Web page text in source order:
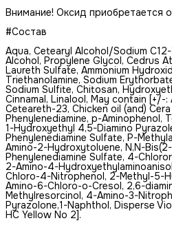
Внимание! Оксид приобретается
#Состав
Aqua, Cetearyl Alcohol/Sodium
Alcohol, Propylene Glycol, Cedrus
Laureth Sulfate, Ammonium
Triethanolamine, Sodium
Sodium Sulfite, Chitosan,
Cinnamal, Linalool, May contain [+/-:
Ceteareth-23, Сhicken oil (and)
Phenylenediamine, p-Аminophenol,
1-Hydroxyethyl 4,5-Diamino
Phenylenediamine Sulfate, P-
Amino-2-Hydroxytoluene, N,N-
Phenylenediamine Sulfate, 4-
2-Amino-4-
Chloro-4-Nitrophenol, 2-Methyl-5-
Amino-6-Chloro-o-Cresol, 2,6-
Methylresorcinol, 4-Amino-3-
Pyrazolone,1-Naphthol, Disperse
HC Yellow No 2].